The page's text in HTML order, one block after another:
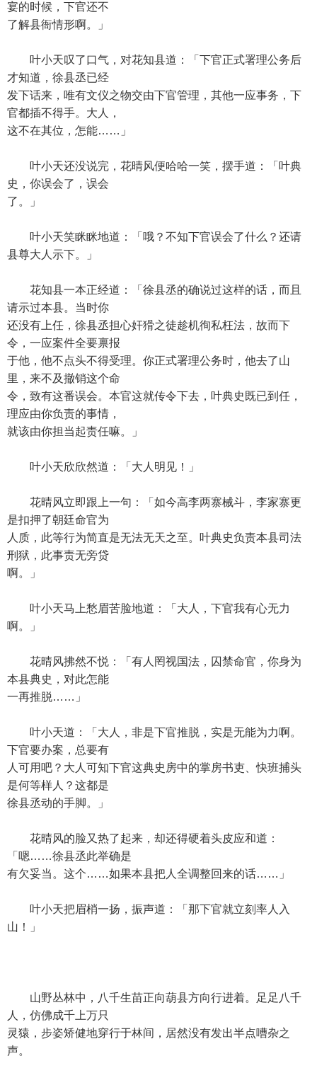
宴的时候，下官还不
了解县衙情形啊。」
叶小天叹了口气，对花知县道：「下官正式署理公务后
才知道，徐县丞已经
发下话来，唯有文仪之物交由下官管理，其他一应事务，下
官都插不得手。大人，
这不在其位，怎能……」
叶小天还没说完，花晴风便哈哈一笑，摆手道：「叶典
史，你误会了，误会
了。」
叶小天笑眯眯地道：「哦？不知下官误会了什么？还请
县尊大人示下。」
花知县一本正经道：「徐县丞的确说过这样的话，而且
请示过本县。当时你
还没有上任，徐县丞担心奸猾之徒趁机徇私枉法，故而下
令，一应案件全要禀报
于他，他不点头不得受理。你正式署理公务时，他去了山
里，来不及撤销这个命
令，致有这番误会。本官这就传令下去，叶典史既已到任，
理应由你负责的事情，
就该由你担当起责任嘛。」
叶小天欣欣然道：「大人明见！」
花晴风立即跟上一句：「如今高李两寨械斗，李家寨更
是扣押了朝廷命官为
人质，此等行为简直是无法无天之至。叶典史负责本县司法
刑狱，此事责无旁贷
啊。」
叶小天马上愁眉苦脸地道：「大人，下官我有心无力
啊。」
花晴风拂然不悦：「有人罔视国法，囚禁命官，你身为
本县典史，对此怎能
一再推脱……」
叶小天道：「大人，非是下官推脱，实是无能为力啊。
下官要办案，总要有
人可用吧？大人可知下官这典史房中的掌房书吏、快班捕头
是何等样人？这都是
徐县丞动的手脚。」
花晴风的脸又热了起来，却还得硬着头皮应和道：
「嗯……徐县丞此举确是
有欠妥当。这个……如果本县把人全调整回来的话……」
叶小天把眉梢一扬，振声道：「那下官就立刻率人入
山！」
山野丛林中，八千生苗正向葫县方向行进着。足足八千
人，仿佛成千上万只
灵猿，步姿矫健地穿行于林间，居然没有发出半点嘈杂之
声。